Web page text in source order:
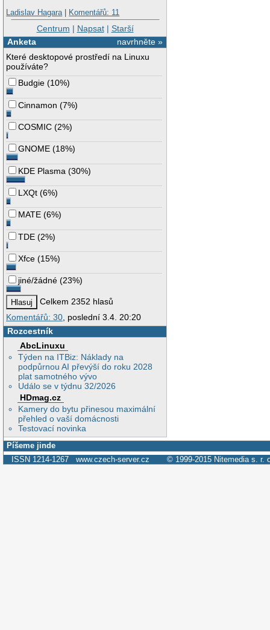
Ladislav Hagara| Komentářů: 11
Centrum | Napsat| Starší
navrhněte »
Anketa
Které desktopové prostředí na Linuxu
používáte?
Budgie (10%)
Cinnamon (7%)
COSMIC (2%)
GNOME (18%)
KDE Plasma (30%)
LXQt (6%)
MATE (6%)
TDE (2%)
Xfce (15%)
jiné/žádné (23%)
Celkem 2352 hlasů
Komentářů: 30 , poslední 3.4. 20:20
Rozcestník
AbcLinuxu
Týden na ITBiz: Náklady na
podpůrnou AI převýší do roku 2028
plat samotného vývo
Událo se v týdnu 32/2026
HDmag.cz
Kamery do bytu přinesou maximální
přehled o vaší domácnosti
Testovací novinka
Píšeme jinde
ISSN 1214-1267 www.czech-server.cz © 1999-2015 Nitemedia s. r.